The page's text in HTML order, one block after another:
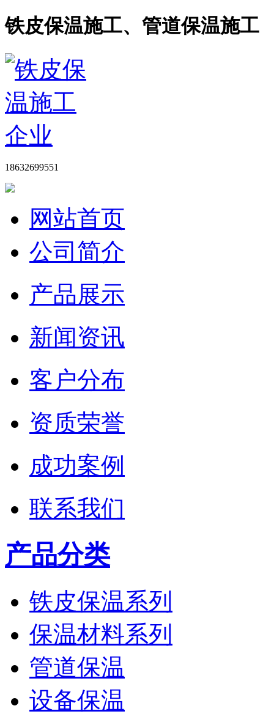
铁皮保温施工、管道保温施工
18632699551
网站首页
公司简介
产品展示
新闻资讯
客户分布
资质荣誉
成功案例
联系我们
产品分类
铁皮保温系列
保温材料系列
管道保温
设备保温